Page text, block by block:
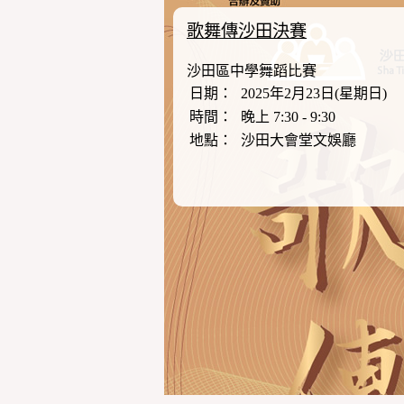
歌舞傳沙田決賽
沙田區中學舞蹈比賽
日期：
2025年2月23日(星期日)
時間：
晚上 7:30 - 9:30
地點：
沙田大會堂文娛廳